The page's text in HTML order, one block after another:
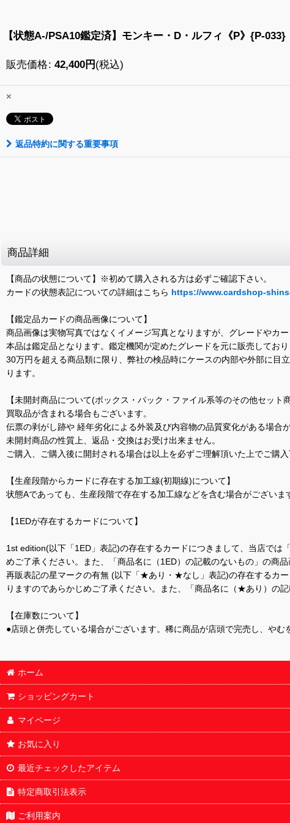
【状態A-/PSA10鑑定済】モンキー・D・ルフィ《P》{P-033}
販売価格: 42,400円 (税込)
×
返品特約に関する重要事項
商品詳細
【商品の状態について】※初めて購入される方は必ずご確認下さい。
カードの状態表記についての詳細はこちら https://www.cardshop-
【鑑定品カードの商品画像について】
商品画像は実物写真ではなくイメージ写真となりますが、グレードやカー
本品は鑑定品となります。鑑定機関が定めたグレードを元に販売してお
30万円を超える商品類に限り、弊社の検品時にケースの内部や外部に目
ります。
【未開封商品について(ボックス・パック・ファイル系等のその他セット商
買取品が含まれる場合もございます。
伝票の剥がし跡や 経年劣化による外装及び内容物の品質変化がある場合が
未開封商品の性質上、返品・交換はお受け出来ません。
ご購入、ご購入後に開封される場合は以上を必ずご理解頂いた上でご購入
【生産段階からカードに存在する加工線(初期線)について】
状態Aであっても、生産段階で存在する加工線などを含む場合がござい
【1EDが存在するカードについて】
1st edition(以下「1ED」表記)の存在するカードにつきまして、当店で
めご了承ください。また、「商品名に（1ED）の記載のないもの」の商
再販表記の星マークの有無 (以下「★あり・★なし」表記)の存在するカ
りますのであらかじめご了承ください。また、「商品名に（★あり）の
【在庫数について】
●店頭と併売している場合がございます。稀に商品が店頭で完売し、やむ
ホーム
ショッピングカート
マイページ
お気に入り
最近チェックしたアイテム
特定商取引法表示
ご利用案内